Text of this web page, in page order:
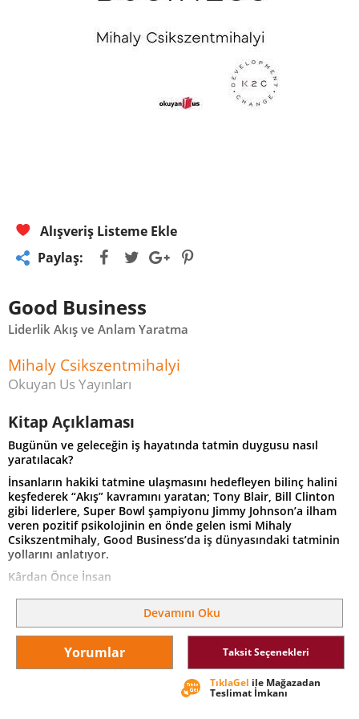
Alışveriş Listeme Ekle
Paylaş:
Good Business
Liderlik Akış ve Anlam Yaratma
Mihaly Csikszentmihalyi
Okuyan Us Yayınları
Kitap Açıklaması
Bugünün ve geleceğin iş hayatında tatmin duygusu nasıl
yaratılacak?
İnsanların hakiki tatmine ulaşmasını hedefleyen bilinç halini
keşfederek “Akış” kavramını yaratan; Tony Blair, Bill Clinton
gibi liderlere, Super Bowl şampiyonu Jimmy Johnson’a ilham
veren pozitif psikolojinin en önde gelen ismi Mihaly
Csikszentmihaly, Good Business’da iş dünyasındaki tatminin
yollarını anlatıyor.
Kârdan Önce İnsan
Csikszentmihalyi, iş dünyasının liderlerine akışı nasıl
destekleyeceklerini ve ruhsal enerjilerini çalışanların,
müşterilerin ve hatta kendilerinin mutluluğunu artırmada
olarak verebilme kapasitesi olan “akış” tanımını kullanarak,
çalışanların içlerindeki cevheri ortaya çıkarmayı ürün ve
karlılığın önüne koyan bir iş yerinin şemasını çiziyor.
Devamını Oku
Yorumlar Taksit Seçenekleri
TıklaGel ile Mağazadan
Teslimat İmkanı